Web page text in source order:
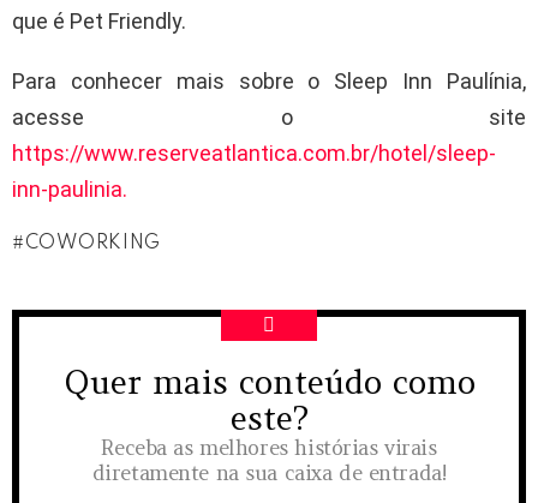
que é Pet Friendly.
Para conhecer mais sobre o Sleep Inn Paulínia,
acesse o site
https://www.reserveatlantica.com.br/hotel/sleep-
inn-paulinia.
COWORKING
NEWSLETTER
Quer mais conteúdo como
este?
Receba as melhores histórias virais
diretamente na sua caixa de entrada!